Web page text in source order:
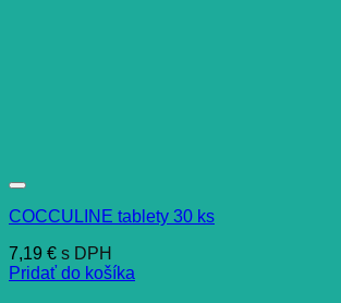
COCCULINE tablety 30 ks
7,19 € s DPH
Pridať do košíka